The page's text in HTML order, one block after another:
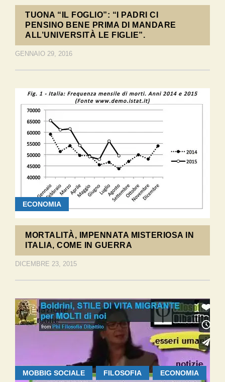
TUONA “IL FOGLIO”: “I PADRI CI
PENSINO BENE PRIMA DI MANDARE
ALL’UNIVERSITÀ LE FIGLIE”.
GENNAIO 29, 2016
ECONOMIA
MORTALITÀ, IMPENNATA MISTERIOSA IN
ITALIA, COME IN GUERRA
DICEMBRE 23, 2015
MOBBIG SOCIALE FILOSOFIA ECONOMIA